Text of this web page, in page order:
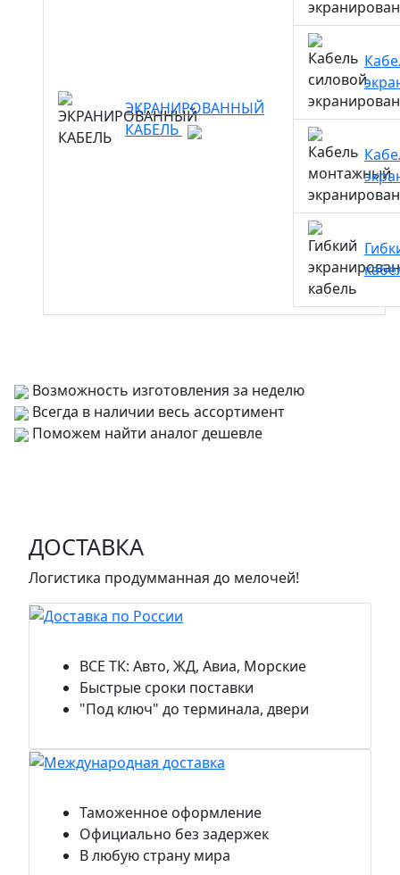
ЭКРАНИРОВАННЫЙ
КАБЕЛЬ
Возможность изготовления за неделю
Всегда в наличии весь ассортимент
Поможем найти аналог дешевле
ДОСТАВКА
Логистика продумманная до мелочей!
Доставка по России
ВСЕ ТК: Авто, ЖД, Авиа, Морские
Быстрые сроки поставки
"Под ключ" до терминала, двери
Международная доставка
Таможенное оформление
Официально без задержек
В любую страну мира